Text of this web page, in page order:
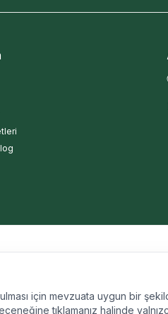
için mevzuata uygun bir
tıklamanız halinde